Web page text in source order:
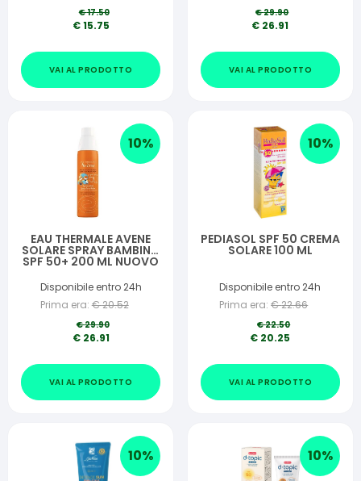
€17.50
€15.75
VAI AL PRODOTTO
€29.90
€ 26.91
VAI AL PRODOTTO
10%
EAU THERMALE AVENE
SOLARE SPRAY BAMBINO
SPF 50+ 200 ML NUOVO
Disponibile entro 24h
Prima era: €20.52
€29.90
€ 26.91
VAI AL PRODOTTO
10%
PEDIASOL SPF 50 CREMA
SOLARE 100 ML
Disponibile entro 24h
Prima era: €22.66
€22.50
€ 20.25
VAI AL PRODOTTO
10% 10%